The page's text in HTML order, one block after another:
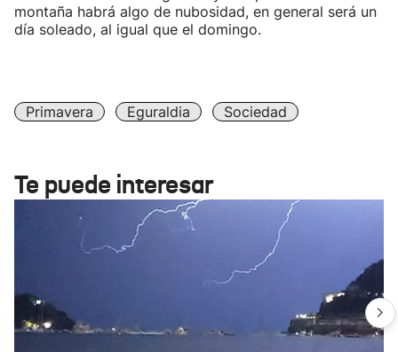
montaña habrá algo de nubosidad, en general será un
día soleado, al igual que el domingo.
Primavera Eguraldia Sociedad
Te puede interesar